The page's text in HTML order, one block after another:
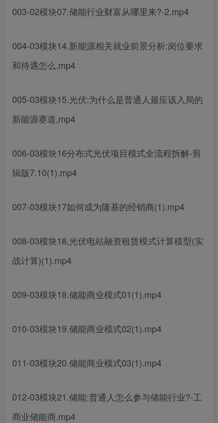
003-02模块07.储能行业财富从哪里来?-2.mp4
004-03模块14.新能源相关就业前景分析:岗位要求
和待遇怎么.mp4
005-03模块15.光伏:为什么是普通人最应该入局的
新能源赛道,mp4
006-03模块16分布式光伏项目模式全流程拆解-剪
辑版7.10(1).mp4
007-03模块17如何成为隆基的经销商(1).mp4
008-03模块18,光伏电站融资租赁模式计算模型(实
战计算)(1).mp4
009-03模块18.储能商业模式01(1).mp4
010-03模块19.储能商业模式02(1).mp4
011-03模块20.储能商业模式03(1).mp4
012-03模块21.储能:普通人怎么参与储能行业?-工
商业储能商.mp4